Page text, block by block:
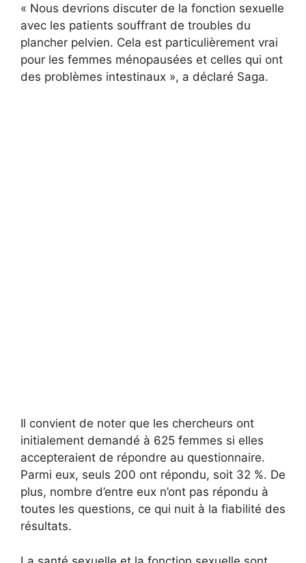
« Nous devrions discuter de la fonction sexuelle
avec les patients souffrant de troubles du
plancher pelvien. Cela est particulièrement vrai
pour les femmes ménopausées et celles qui ont
des problèmes intestinaux », a déclaré Saga.
Il convient de noter que les chercheurs ont
initialement demandé à 625 femmes si elles
accepteraient de répondre au questionnaire.
Parmi eux, seuls 200 ont répondu, soit 32 %. De
plus, nombre d’entre eux n’ont pas répondu à
toutes les questions, ce qui nuit à la fiabilité des
résultats.